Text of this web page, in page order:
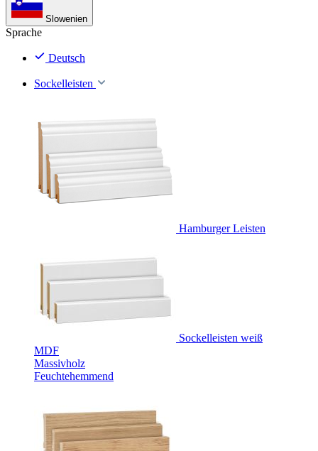
Slowenien
Sprache
Deutsch
Sockelleisten
Hamburger Leisten
Sockelleisten weiß
MDF
Massivholz
Feuchtehemmend